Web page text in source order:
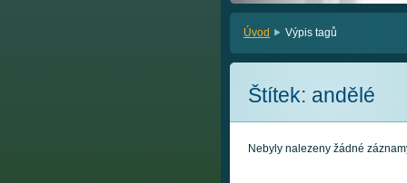
Úvod Výpis tagů
Štítek: andělé
Nebyly nalezeny žádné